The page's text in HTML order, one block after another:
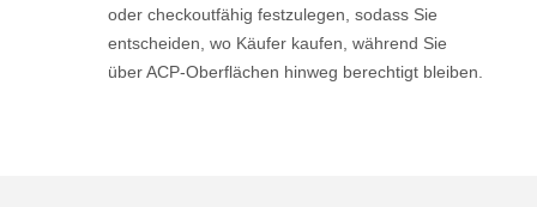
oder checkoutfähig festzulegen, sodass Sie
entscheiden, wo Käufer kaufen, während Sie
über ACP-Oberflächen hinweg berechtigt bleiben.